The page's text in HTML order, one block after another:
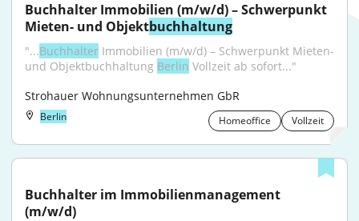
Buchhalter Immobilien (m/w/d) – Schwerpunkt
Mieten- und Objektbuchhaltung
"...Buchhalter Immobilien (m/w/d) – Schwerpunkt Mieten-
und Objektbuchhaltung Berlin Vollzeit ab sofort..."
Strohauer Wohnungsunternehmen GbR
Berlin Homeoffice Vollzeit
Buchhalter im Immobilienmanagement
(m/w/d)